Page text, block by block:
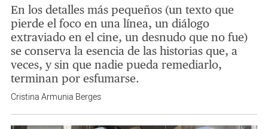
En los detalles más pequeños (un texto que
pierde el foco en una línea, un diálogo
extraviado en el cine, un desnudo que no fue)
se conserva la esencia de las historias que, a
veces, y sin que nadie pueda remediarlo,
terminan por esfumarse.
Cristina Armunia Berges